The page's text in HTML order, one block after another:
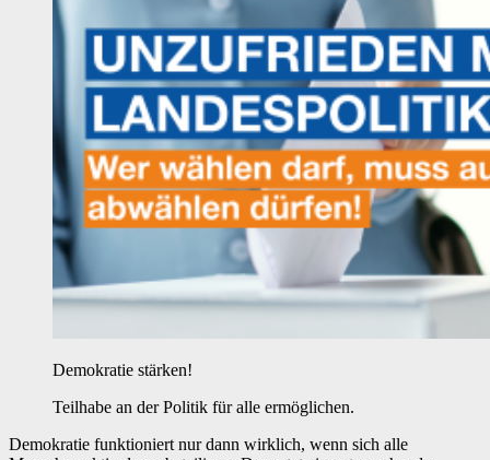
Demokratie stärken!
Teilhabe an der Politik für alle ermöglichen.
Demokratie funktioniert nur dann wirklich, wenn sich alle